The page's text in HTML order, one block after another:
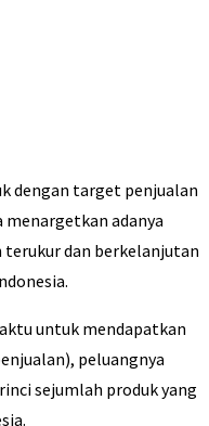
dengan target penjualan
menargetkan adanya
dan berkelanjutan
untuk mendapatkan
peluangnya
sejumlah produk yang